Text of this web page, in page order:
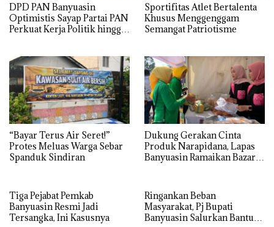
DPD PAN Banyuasin
Optimistis Sayap Partai PAN
Perkuat Kerja Politik hingga
Sportifitas Atlet Bertalenta
Khusus Menggenggam
Semangat Patriotisme
“Bayar Terus Air Seret!”
Protes Meluas Warga Sebar
Spanduk Sindiran
Dukung Gerakan Cinta
Produk Narapidana, Lapas
Banyuasin Ramaikan Bazar
Tiga Pejabat Pemkab
Banyuasin Resmi Jadi
Tersangka, Ini Kasusnya
Ringankan Beban
Masyarakat, Pj Bupati
Banyuasin Salurkan Bantuan